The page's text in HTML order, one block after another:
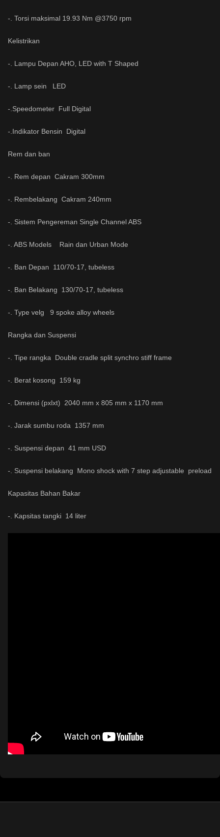
-. Torsi maksimal 19.93 Nm @3750 rpm
Kelistrikan
-. Lampu Depan AHO, LED with T Shaped
-. Lamp sein LED
-.Speedometer Full Digital
-.Indikator Bensin Digital
Rem dan ban
-. Rem depan Cakram 300mm
-. Rembelakang Cakram 240mm
-. Sistem Pengereman Single Channel ABS
-. ABS Models Rain dan Urban Mode
-. Ban Depan 110/70-17, tubeless
-. Ban Belakang 130/70-17, tubeless
-. Type velg 9 spoke alloy wheels
Rangka dan Suspensi
-. Tipe rangka Double cradle split synchro stiff frame
-. Berat kosong 159 kg
-. Dimensi (pxlxt) 2040 mm x 805 mm x 1170 mm
-. Jarak sumbu roda 1357 mm
-. Suspensi depan 41 mm USD
-. Suspensi belakang Mono shock with 7 step adjustable preload
Kapasitas Bahan Bakar
-. Kapsitas tangki 14 liter